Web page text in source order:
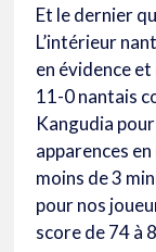
Et le dernier
L’intérieur
en évidence
11-0 nantais
Kangudia
apparences
moins de 3
pour nos
score de 74 à